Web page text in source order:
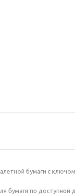
бумаги с ключом
бумаги по доступной